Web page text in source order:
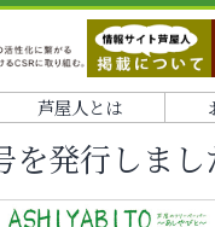
芦屋人とは
発行しまし